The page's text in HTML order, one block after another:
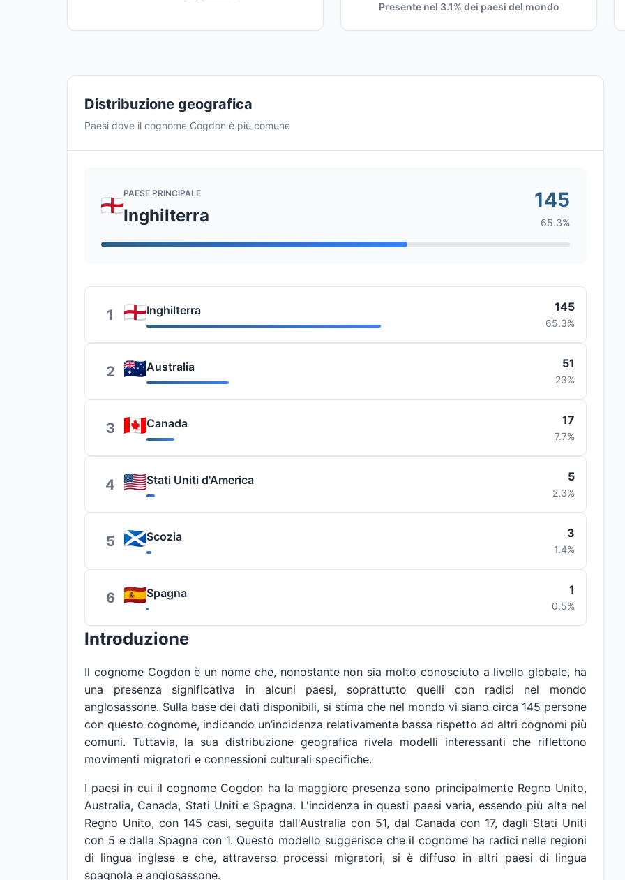
Presente nel 3.1% dei paesi del mondo
Distribuzione geografica
Paesi dove il cognome Cogdon è più comune
PAESE PRINCIPALE
Inghilterra
145
65.3%
1 Inghilterra 145
65.3%
2 Australia 51
23%
3 Canada 17
7.7%
4 Stati Uniti d'America 5
2.3%
5 Scozia 3
1.4%
6 Spagna 1
0.5%
Introduzione
Il cognome Cogdon è un nome che, nonostante non sia molto conosciuto a livello globale, ha
una presenza significativa in alcuni paesi, soprattutto quelli con radici nel mondo
anglosassone. Sulla base dei dati disponibili, si stima che nel mondo vi siano circa 145 persone
con questo cognome, indicando un’incidenza relativamente bassa rispetto ad altri cognomi più
comuni. Tuttavia, la sua distribuzione geografica rivela modelli interessanti che riflettono
movimenti migratori e connessioni culturali specifiche.
I paesi in cui il cognome Cogdon ha la maggiore presenza sono principalmente Regno Unito,
Australia, Canada, Stati Uniti e Spagna. L'incidenza in questi paesi varia, essendo più alta nel
Regno Unito, con 145 casi, seguita dall'Australia con 51, dal Canada con 17, dagli Stati Uniti
con 5 e dalla Spagna con 1. Questo modello suggerisce che il cognome ha radici nelle regioni
di lingua inglese e che, attraverso processi migratori, si è diffuso in altri paesi di lingua
spagnola e anglosassone.